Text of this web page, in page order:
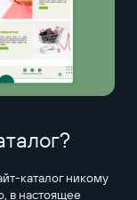
каталог никому
в настоящее